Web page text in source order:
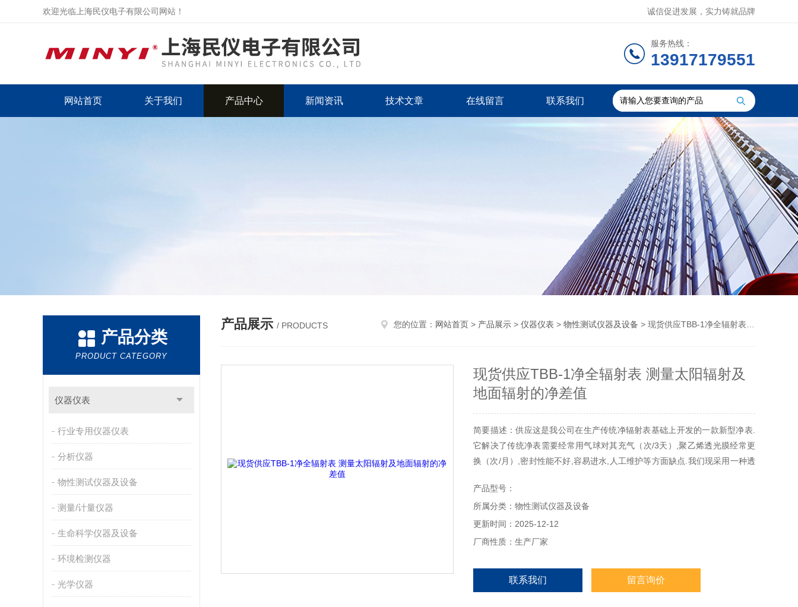
欢迎光临上海民仪电子有限公司网站！ 诚信促进发展，实力铸就品牌
服务热线：
13917179551
网站首页 关于我们 产品中心 新闻资讯 技术文章 在线留言 联系我们
产品分类
PRODUCT CATEGORY
仪器仪表
行业专用仪器仪表
分析仪器
物性测试仪器及设备
测量/计量仪器
生命科学仪器及设备
环境检测仪器
光学仪器
产品展示 / PRODUCTS 您的位置： 网站首页 > 产品展示 > 仪器仪表 > 物性测试仪器及设备 > 现货供应TBB-1净全辐射表 测量太阳辐射及地面辐射的净差值
现货供应TBB-1净全辐射表 测量太阳辐射及
地面辐射的净差值
简要描述：供应这是我公司在生产传统净辐射表基础上开发的一款新型净表.
它解决了传统净表需要经常用气球对其充气（次/3天）,聚乙烯透光膜经常更
换（次/月）,密封性能不好,容易进水,人工维护等方面缺点.我们现采用一种透
途 TBB-1净辐射表用来测量太阳辐射及地面辐射的净差值
产品型号：
所属分类：物性测试仪器及设备
更新时间：2025-12-12
厂商性质：生产厂家
联系我们 留言询价